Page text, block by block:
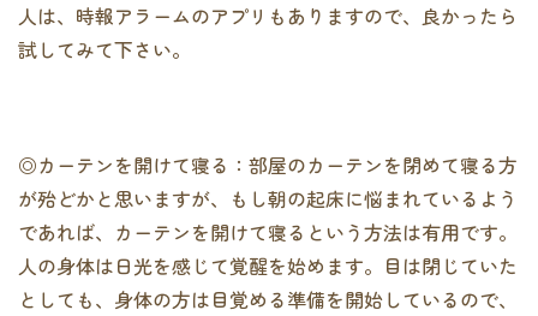
人は、時報アラームのアプリもありますので、良かったら
試してみて下さい。
◎カーテンを開けて寝る：部屋のカーテンを閉めて寝る方
が殆どかと思いますが、もし朝の起床に悩まれているよう
であれば、カーテンを開けて寝るという方法は有用です。
人の身体は日光を感じて覚醒を始めます。目は閉じていた
としても、身体の方は目覚める準備を開始しているので、